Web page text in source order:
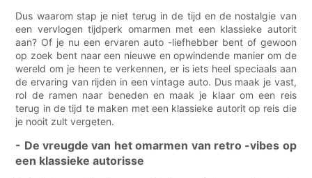
Dus waarom stap je niet terug in de tijd en de nostalgie van
een vervlogen tijdperk omarmen met een klassieke autorit
aan? Of je nu een ervaren auto -liefhebber bent of gewoon
op zoek bent naar een nieuwe en opwindende manier om de
wereld om je heen te verkennen, er is iets heel speciaals aan
de ervaring van rijden in een vintage auto. Dus maak je vast,
rol de ramen naar beneden en maak je klaar om een ​​reis
terug in de tijd te maken met een klassieke autorit op reis die
je nooit zult vergeten.
- De vreugde van het omarmen van retro -vibes op
een klassieke autorisse